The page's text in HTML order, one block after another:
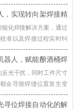
，实现转向架焊接精
化焊接解决方案，通过
准以及焊接过程实时纠
器人，赋能酿酒桶焊
光干扰，同时工件尺寸
会导致焊缝位置发生变
能轨迹修正技术，赋能
寻位焊接自动化的解